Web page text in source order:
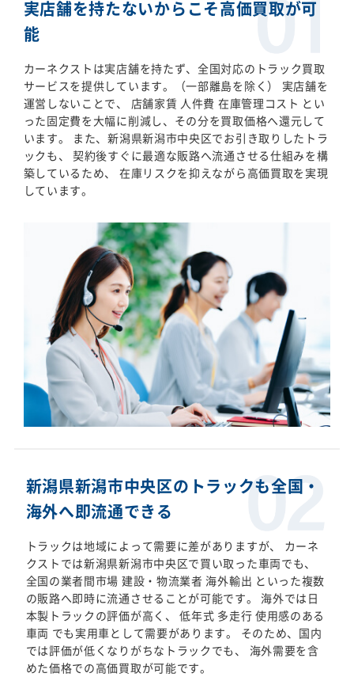
実店舗を持たないからこそ高価買取が可
能
カーネクストは実店舗を持たず、全国対応のトラック買取
サービスを提供しています。（一部離島を除く） 実店舗を
運営しないことで、 店舗家賃 人件費 在庫管理コスト とい
った固定費を大幅に削減し、その分を買取価格へ還元して
います。 また、新潟県新潟市中央区でお引き取りしたトラ
ックも、 契約後すぐに最適な販路へ流通させる仕組みを構
築しているため、 在庫リスクを抑えながら高価買取を実現
しています。
新潟県新潟市中央区のトラックも全国・
海外へ即流通できる
トラックは地域によって需要に差がありますが、 カーネ
クストでは新潟県新潟市中央区で買い取った車両でも、
全国の業者間市場 建設・物流業者 海外輸出 といった複数
の販路へ即時に流通させることが可能です。 海外では日
本製トラックの評価が高く、 低年式 多走行 使用感のある
車両 でも実用車として需要があります。 そのため、国内
では評価が低くなりがちなトラックでも、 海外需要を含
めた価格での高価買取が可能です。